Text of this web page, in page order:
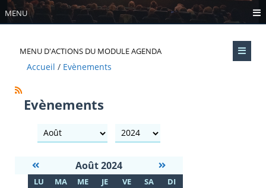
MENU
MENU D'ACTIONS DU MODULE AGENDA
Accueil Evènements
Evènements
mois année
Août 2024
LU MA ME JE VE SA
DI